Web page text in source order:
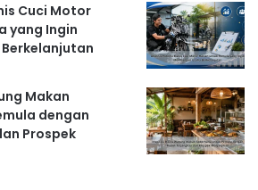
Cuci Motor
yang Ingin
Makan
dengan
Prospek